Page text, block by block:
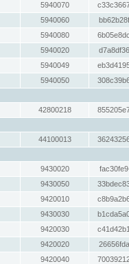
5940070
5940060
5940080
5940020
5940049
5940050
42800218
44100013
9430020
9430050
9420010
9430030
9420030
9420020
9420040